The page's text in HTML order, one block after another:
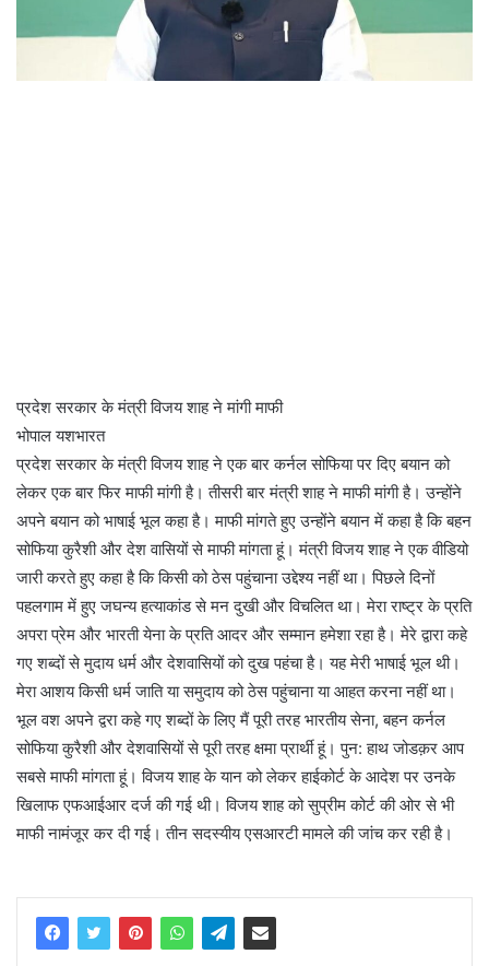
प्रदेश सरकार के मंत्री विजय शाह ने मांगी माफी
भोपाल यशभारत
प्रदेश सरकार के मंत्री विजय शाह ने एक बार कर्नल सोफिया पर दिए बयान को
लेकर एक बार फिर माफी मांगी है। तीसरी बार मंत्री शाह ने माफी मांगी है। उन्होंने
अपने बयान को भाषाई भूल कहा है। माफी मांगते हुए उन्होंने बयान में कहा है कि बहन
सोफिया कुरैशी और देश वासियों से माफी मांगता हूं। मंत्री विजय शाह ने एक वीडियो
जारी करते हुए कहा है कि किसी को ठेस पहुंचाना उद्देश्य नहीं था। पिछले दिनों
पहलगाम में हुए जघन्य हत्याकांड से मन दुखी और विचलित था। मेरा राष्ट्र के प्रति
अपरा प्रेम और भारती येना के प्रति आदर और सम्मान हमेशा रहा है। मेरे द्वारा कहे
गए शब्दों से मुदाय धर्म और देशवासियों को दुख पहंचा है। यह मेरी भाषाई भूल थी।
मेरा आशय किसी धर्म जाति या समुदाय को ठेस पहुंचाना या आहत करना नहीं था।
भूल वश अपने द्वरा कहे गए शब्दों के लिए मैं पूरी तरह भारतीय सेना, बहन कर्नल
सोफिया कुरैशी और देशवासियों से पूरी तरह क्षमा प्रार्थी हूं। पुन: हाथ जोडक़र आप
सबसे माफी मांगता हूं। विजय शाह के यान को लेकर हाईकोर्ट के आदेश पर उनके
खिलाफ एफआईआर दर्ज की गई थी। विजय शाह को सुप्रीम कोर्ट की ओर से भी
माफी नामंजूर कर दी गई। तीन सदस्यीय एसआरटी मामले की जांच कर रही है।